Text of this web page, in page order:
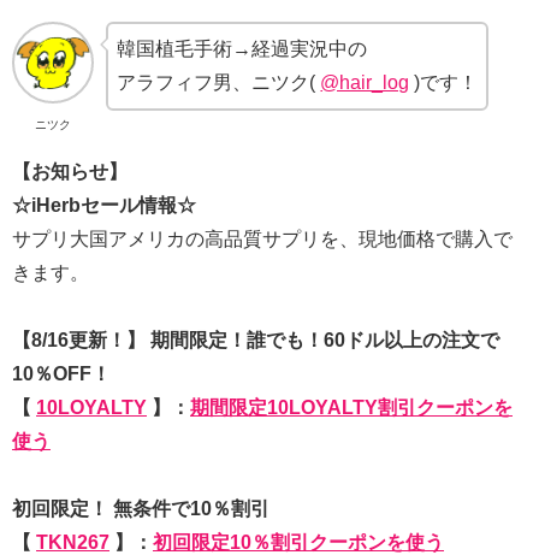
ニツク
韓国植毛手術→経過実況中の
アラフィフ男、ニツク( @hair_log )です！
【お知らせ】
☆iHerbセール情報☆
サプリ大国アメリカの高品質サプリを、現地価格で購入で
きます。
【8/16更新！】 期間限定！誰でも！60ドル以上の注文で
10％OFF！
【 10LOYALTY 】： 期間限定10LOYALTY割引クーポンを
使う
初回限定！ 無条件で10％割引
【 TKN267 】： 初回限定10％割引クーポンを使う